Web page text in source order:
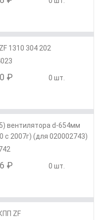
1310 304 202
₽ 0 шт.
вентилятора d-654мм
с 2007г) (для 020002743)
₽ 0 шт.
ZF